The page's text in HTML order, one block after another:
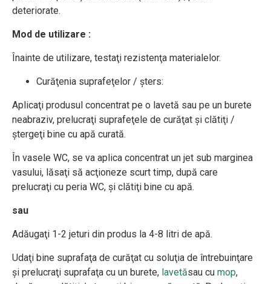
deteriorate.
Mod de utilizare :
Înainte de utilizare, testaţi rezistenţa materialelor.
Curăţenia suprafeţelor / şters:
Aplicaţi produsul concentrat pe o lavetă sau pe un burete
neabraziv, prelucraţi suprafeţele de curăţat şi clătiţi /
ştergeţi bine cu apă curată.
În vasele WC, se va aplica concentrat un jet sub marginea
vasului, lăsaţi să acţioneze scurt timp, după care
prelucraţi cu peria WC, şi clătiţi bine cu apă.
sau
Adăugaţi 1-2 jeturi din produs la 4-8 litri de apă.
Udaţi bine suprafaţa de curăţat cu soluţia de întrebuinţare
şi prelucraţi suprafaţa cu un burete, lavetăsau cu mop,